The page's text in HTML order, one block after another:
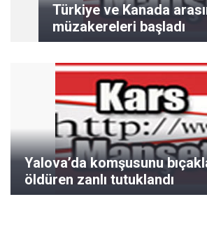
Türkiye ve Kanada
müzakereleri başladı
Yalova’da komşusunu
öldüren zanlı tutuklandı